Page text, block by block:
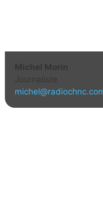
Michel Morin
Journaliste